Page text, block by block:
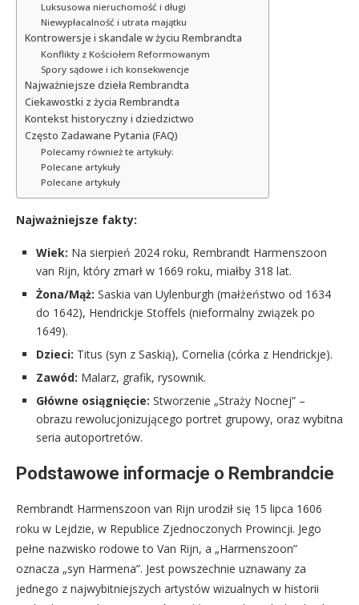
Luksusowa nieruchomość i długi
Niewypłacalność i utrata majątku
Kontrowersje i skandale w życiu Rembrandta
Konflikty z Kościołem Reformowanym
Spory sądowe i ich konsekwencje
Najważniejsze dzieła Rembrandta
Ciekawostki z życia Rembrandta
Kontekst historyczny i dziedzictwo
Często Zadawane Pytania (FAQ)
Polecamy również te artykuły:
Polecane artykuły
Polecane artykuły
Najważniejsze fakty:
Wiek: Na sierpień 2024 roku, Rembrandt Harmenszoon
van Rijn, który zmarł w 1669 roku, miałby 318 lat.
Żona/Mąż: Saskia van Uylenburgh (małżeństwo od 1634
do 1642), Hendrickje Stoffels (nieformalny związek po
1649).
Dzieci: Titus (syn z Saskią), Cornelia (córka z Hendrickje).
Zawód: Malarz, grafik, rysownik.
Główne osiągnięcie: Stworzenie „Straży Nocnej” –
obrazu rewolucjonizującego portret grupowy, oraz wybitna
seria autoportretów.
Podstawowe informacje o Rembrandcie
Rembrandt Harmenszoon van Rijn urodził się 15 lipca 1606
roku w Lejdzie, w Republice Zjednoczonych Prowincji. Jego
pełne nazwisko rodowe to Van Rijn, a „Harmenszoon”
oznacza „syn Harmena”. Jest powszechnie uznawany za
jednego z najwybitniejszych artystów wizualnych w historii